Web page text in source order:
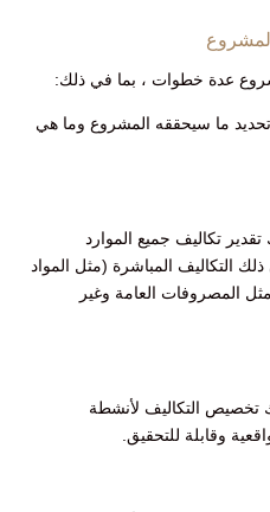
عدة خطوات ، بما في ذلك:
ما سيحققه المشروع وما هي
تكاليف جميع الموارد
التكاليف المباشرة (مثل المواد
المصروفات العامة وغير
تخصيص التكاليف لأنشطة
وقابلة للتحقيق.